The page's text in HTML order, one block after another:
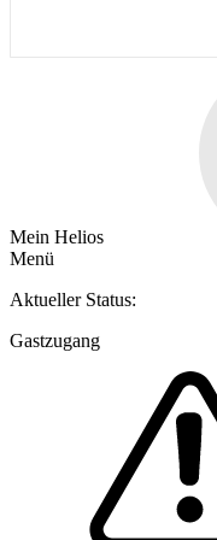
Mein Helios
Menü
Aktueller Status:
Gastzugang